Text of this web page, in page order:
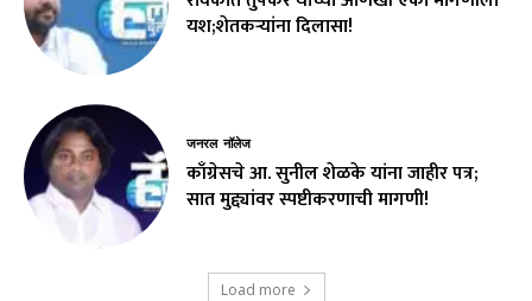
यश;शेतकऱ्यांना दिलासा!
जनरल नॉलेज
काँग्रेसचे आ. सुनील शेळके यांना जाहीर पत्र;
सात मुद्द्यांवर स्पष्टीकरणाची मागणी!
Load more